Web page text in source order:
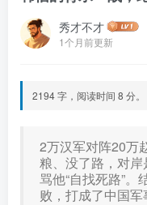
秀才不才
1个月前更新
2194 字，阅读时间 8 分。
2万汉军对阵20万
粮、没了路，对
骂他“自找死路”
败，打成了中国军